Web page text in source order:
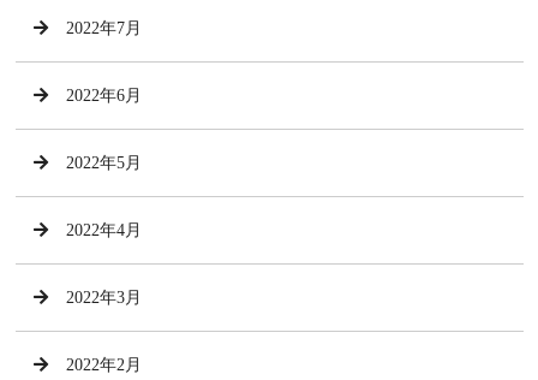
2022年7月
2022年6月
2022年5月
2022年4月
2022年3月
2022年2月